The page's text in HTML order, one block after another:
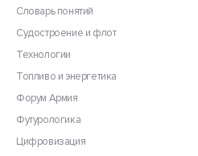
Словарь понятий
Судостроение и флот
Технологии
Топливо и энергетика
Форум Армия
Футурологика
Цифровизация